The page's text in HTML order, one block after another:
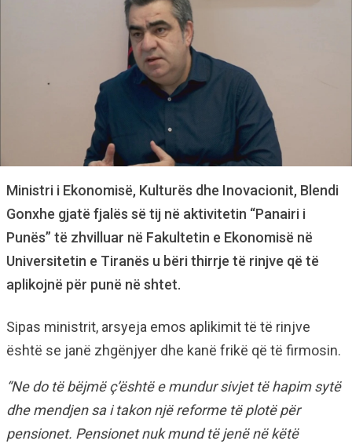
Ministri i Ekonomisë, Kulturës dhe Inovacionit, Blendi
Gonxhe gjatë fjalës së tij në aktivitetin “Panairi i
Punës” të zhvilluar në Fakultetin e Ekonomisë në
Universitetin e Tiranës u bëri thirrje të rinjve që të
aplikojnë për punë në shtet.
Sipas ministrit, arsyeja emos aplikimit të të rinjve
është se janë zhgënjyer dhe kanë frikë që të firmosin.
“Ne do të bëjmë ç’është e mundur sivjet të hapim sytë
dhe mendjen sa i takon një reforme të plotë për
pensionet. Pensionet nuk mund të jenë në këtë